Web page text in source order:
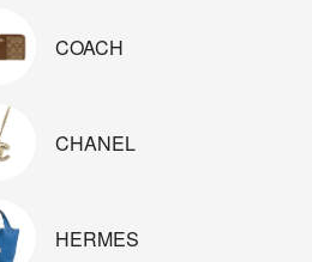
COACH
CHANEL
HERMES